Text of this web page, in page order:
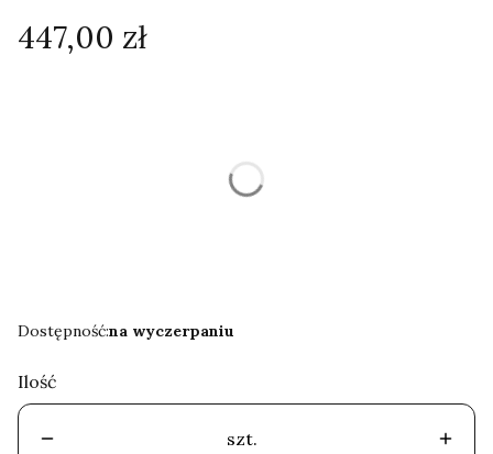
Cena
447,00 zł
Dostępność:na wyczerpaniu
Ilość
szt.